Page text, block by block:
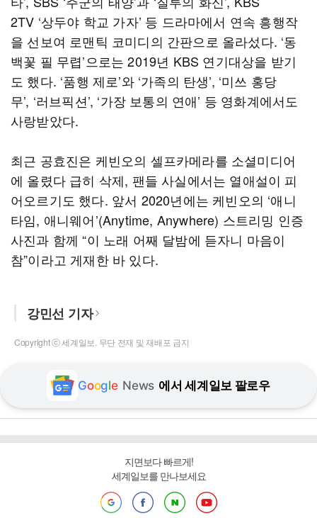
2TV ‘상두야 학교 가자’ 등 드라마에서 연속 흥행작
을 선보여 로맨틱 코미디의 간판으로 올라섰다. ‘동
백꽃 필 무렵’으로는 2019년 KBS 연기대상을 받기
도 했다. ‘품행 제로’와 ‘가족의 탄생’, ‘미쓰 홍당
무’, ‘러브픽션’, ‘가장 보통의 연애’ 등 영화계에서도
사랑받았다.
최근 공효진은 케빈오의 셀프카메라를 소셜미디어
에 올렸다 급히 삭제, 팬들 사실에서는 열애설이 피
어오르기도 했다. 앞서 2020년에는 케빈오의 ‘애니
타임, 애니웨어’(Anytime, Anywhere) 스트리밍 인증
사진과 함께 “이 노래 어째 달밤에 듣자니 마음이
참”이라고 게재한 바 있다.
강민선 기자
Copyright ⓒ 세계일보. 무단 전재 및 재배포 금지
Google News 에서 세계일보 팔로우
지면보다 빠르게!
세계일보를 만나보세요